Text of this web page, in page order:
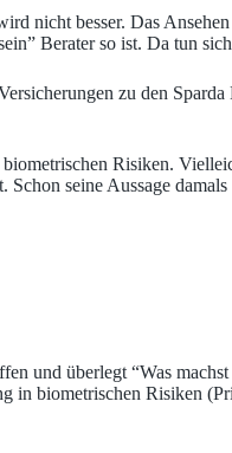
nicht besser. Das
Berater so ist. Da tun
zu den
Risiken.
seine Aussage damals
und überlegt “Was
in biometrischen Risiken